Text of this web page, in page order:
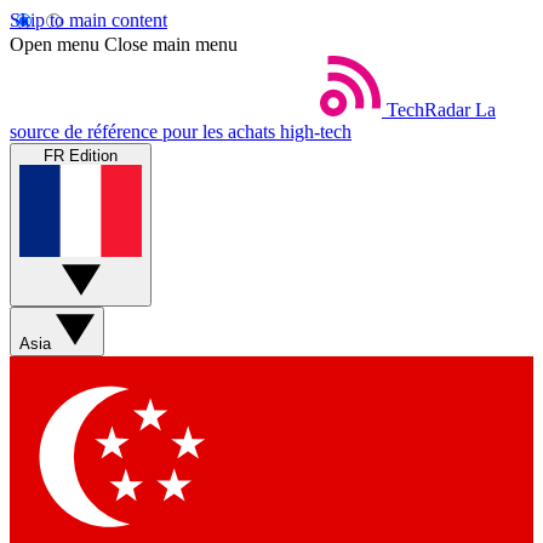
Skip to main content
Open menu Close main menu
TechRadar La
source de référence pour les achats high-tech
FR Edition
Asia